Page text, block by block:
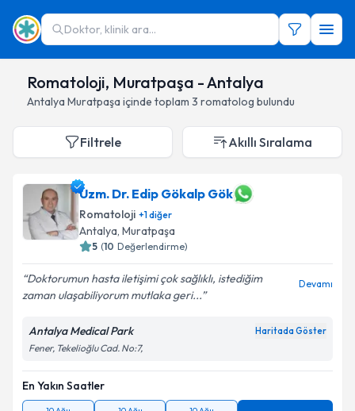
Doktor, klinik ara...
Romatoloji, Muratpaşa - Antalya
Antalya Muratpaşa içinde toplam 3 romatolog bulundu
Filtrele Akıllı Sıralama
Uzm. Dr. Edip Gökalp Gök
Romatoloji +1diğer
Antalya, Muratpaşa
5 (10 Değerlendirme)
Doktorumun hasta iletişimi çok sağlıklı, istediğim
zaman ulaşabiliyorum mutlaka geri...
Devamı
Antalya Medical Park Haritada Göster
Fener, Tekelioğlu Cad. No:7,
En Yakın Saatler